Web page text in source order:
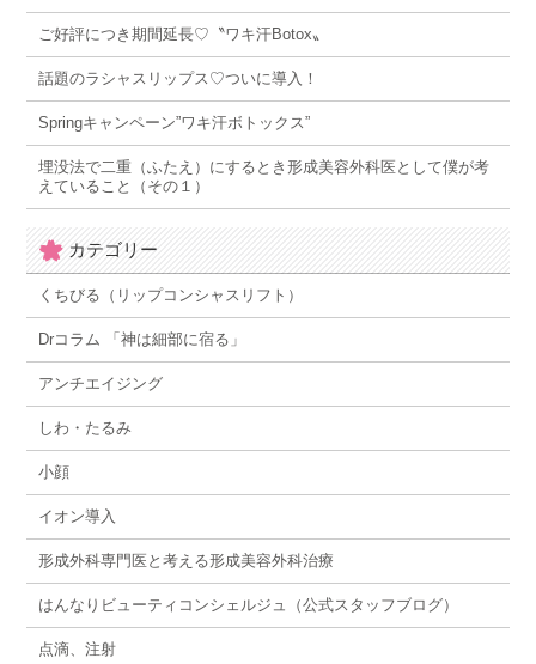
ご好評につき期間延長♡〝ワキ汗Botox〟
話題のラシャスリップス♡ついに導入！
Springキャンペーン”ワキ汗ボトックス”
埋没法で二重（ふたえ）にするとき形成美容外科医として僕が考
えていること（その１）
カテゴリー
くちびる（リップコンシャスリフト）
Drコラム 「神は細部に宿る」
アンチエイジング
しわ・たるみ
小顔
イオン導入
形成外科専門医と考える形成美容外科治療
はんなりビューティコンシェルジュ（公式スタッフブログ）
点滴、注射